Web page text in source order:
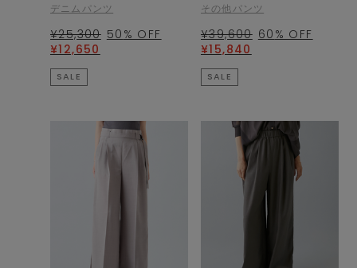
デニムパンツ
¥25,300 50 % OFF
¥12,650
SALE
その他パンツ
¥39,600 60 % OFF
¥15,840
SALE